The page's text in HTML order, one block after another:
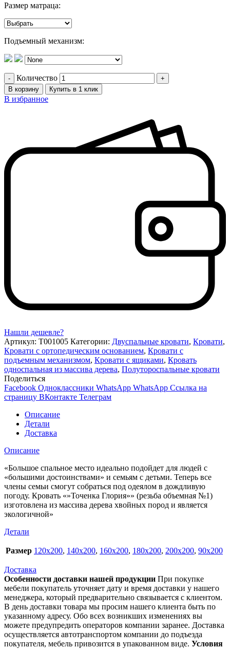
Размер матраца:
Подъемный механизм:
Количество
В корзину Купить в 1 клик
В избранное
Нашли дешевле?
Артикул: Т001005 Категории: Двуспальные кровати, Кровати,
Кровати с ортопедическим основанием, Кровати с
подъемным механизмом, Кровати с ящиками, Кровать
односпальная из массива дерева, Полутороспальные кровати
Поделиться
Facebook Одноклассники WhatsApp WhatsApp Ссылка на
страницу ВКонтакте Телеграм
Описание
Детали
Доставка
Описание
«Большое спальное место идеально подойдет для людей с
«большими достоинствами» и семьям с детьми. Теперь все
члены семьи смогут собраться под одеялом в дождливую
погоду. Кровать «»Точенка Глория»» (резьба объемная №1)
изготовлена из массива дерева хвойных пород и является
экологичной»
Детали
Размер 120х200, 140х200, 160х200, 180х200, 200х200, 90х200
Доставка
Особенности доставки нашей продукции При покупке
мебели покупатель уточняет дату и время доставки у нашего
менеджера, который предварительно связывается с клиентом.
В день доставки товара мы просим нашего клиента быть по
указанному адресу. Обо всех возникших изменениях вы
можете предупредить операторов компании заранее. Доставка
осуществляется автотранспортом компании до подъезда
покупателя, мебель привозится в упакованном виде. Условия